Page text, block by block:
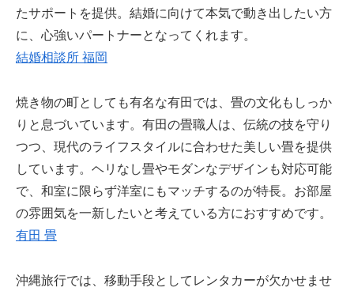
たサポートを提供。結婚に向けて本気で動き出したい方
に、心強いパートナーとなってくれます。
結婚相談所 福岡
焼き物の町としても有名な有田では、畳の文化もしっか
りと息づいています。有田の畳職人は、伝統の技を守り
つつ、現代のライフスタイルに合わせた美しい畳を提供
しています。ヘリなし畳やモダンなデザインも対応可能
で、和室に限らず洋室にもマッチするのが特長。お部屋
の雰囲気を一新したいと考えている方におすすめです。
有田 畳
沖縄旅行では、移動手段としてレンタカーが欠かせませ